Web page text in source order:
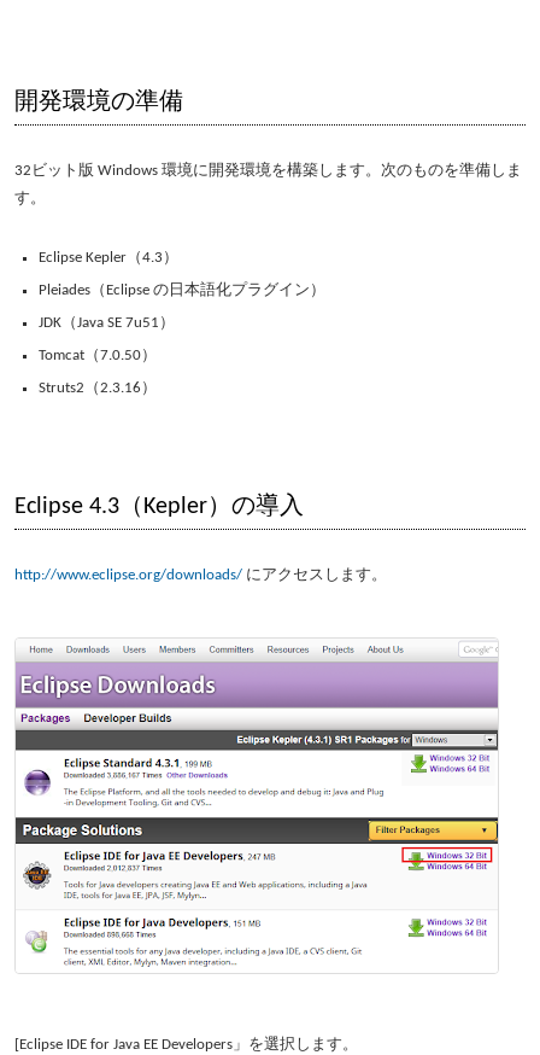
開発環境の準備
32ビット版 Windows 環境に開発環境を構築します。次のものを準備しま
す。
Eclipse Kepler（4.3）
Pleiades（Eclipse の日本語化プラグイン）
JDK（Java SE 7u51）
Tomcat（7.0.50）
Struts2（2.3.16）
Eclipse 4.3（Kepler）の導入
http://www.eclipse.org/downloads/ にアクセスします。
[Eclipse IDE for Java EE Developers」を選択します。